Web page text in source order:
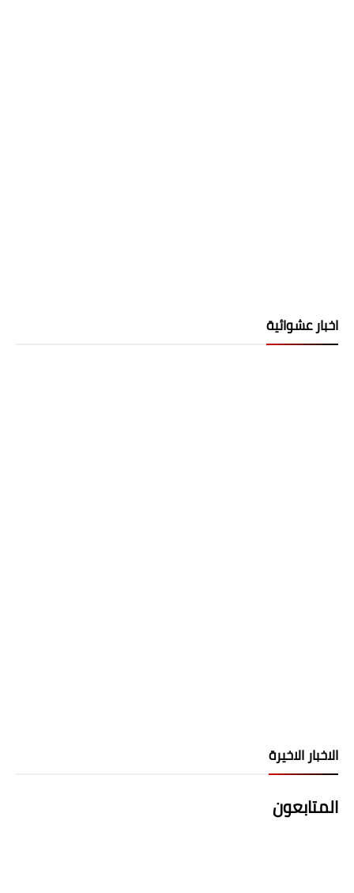
اخبار عشوائية
الاخبار الاخيرة
المتابعون